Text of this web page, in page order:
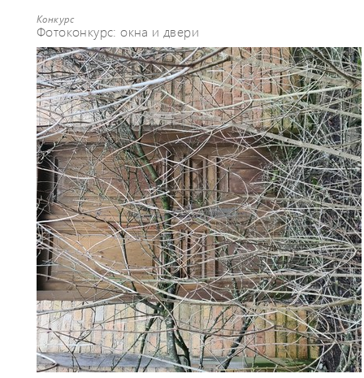
Конкурс
Фотоконкурс: окна и двери